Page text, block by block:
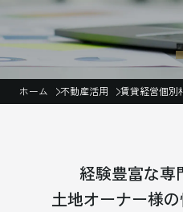
ホーム 不動産活用 賃貸経営個別
経験豊富な専
土地オーナー様